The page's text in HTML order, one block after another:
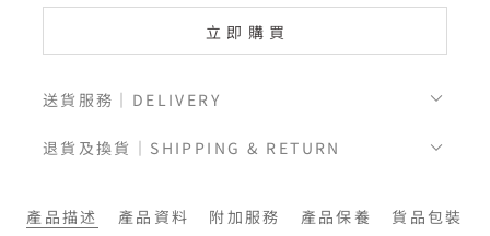
立即購買
送貨服務｜DELIVERY
退貨及換貨｜SHIPPING & RETURN
產品描述 產品資料 附加服務 產品保養 貨品包裝